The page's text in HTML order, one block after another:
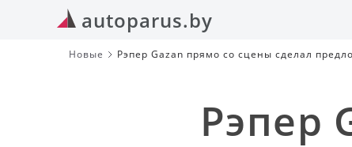
autoparus.by
Новые Рэпер Gazan прямо со сцены сделал
Рэпер